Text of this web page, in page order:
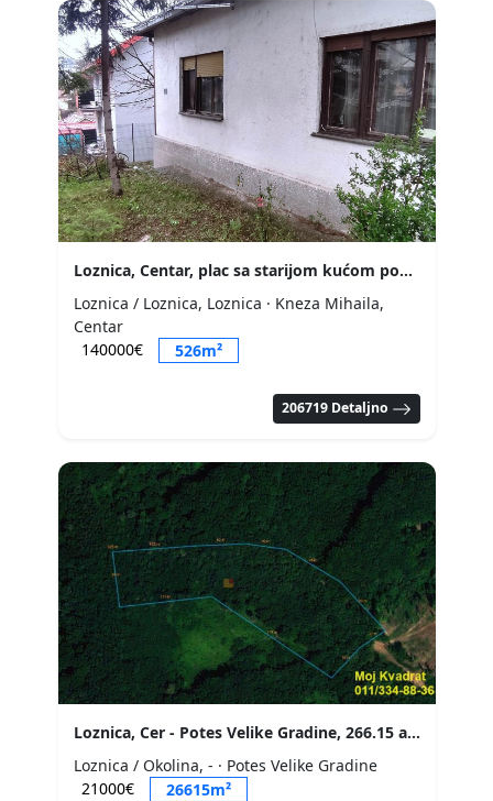
Loznica, Centar, plac sa starijom kućom pogodan za gradnju..
Loznica / Loznica, Loznica · Kneza Mihaila,
Centar
140000€
526m²
206719 Detaljno
Loznica, Cer - Potes Velike Gradine, 266.15 ari
Loznica / Okolina, - · Potes Velike Gradine
21000€
26615m²